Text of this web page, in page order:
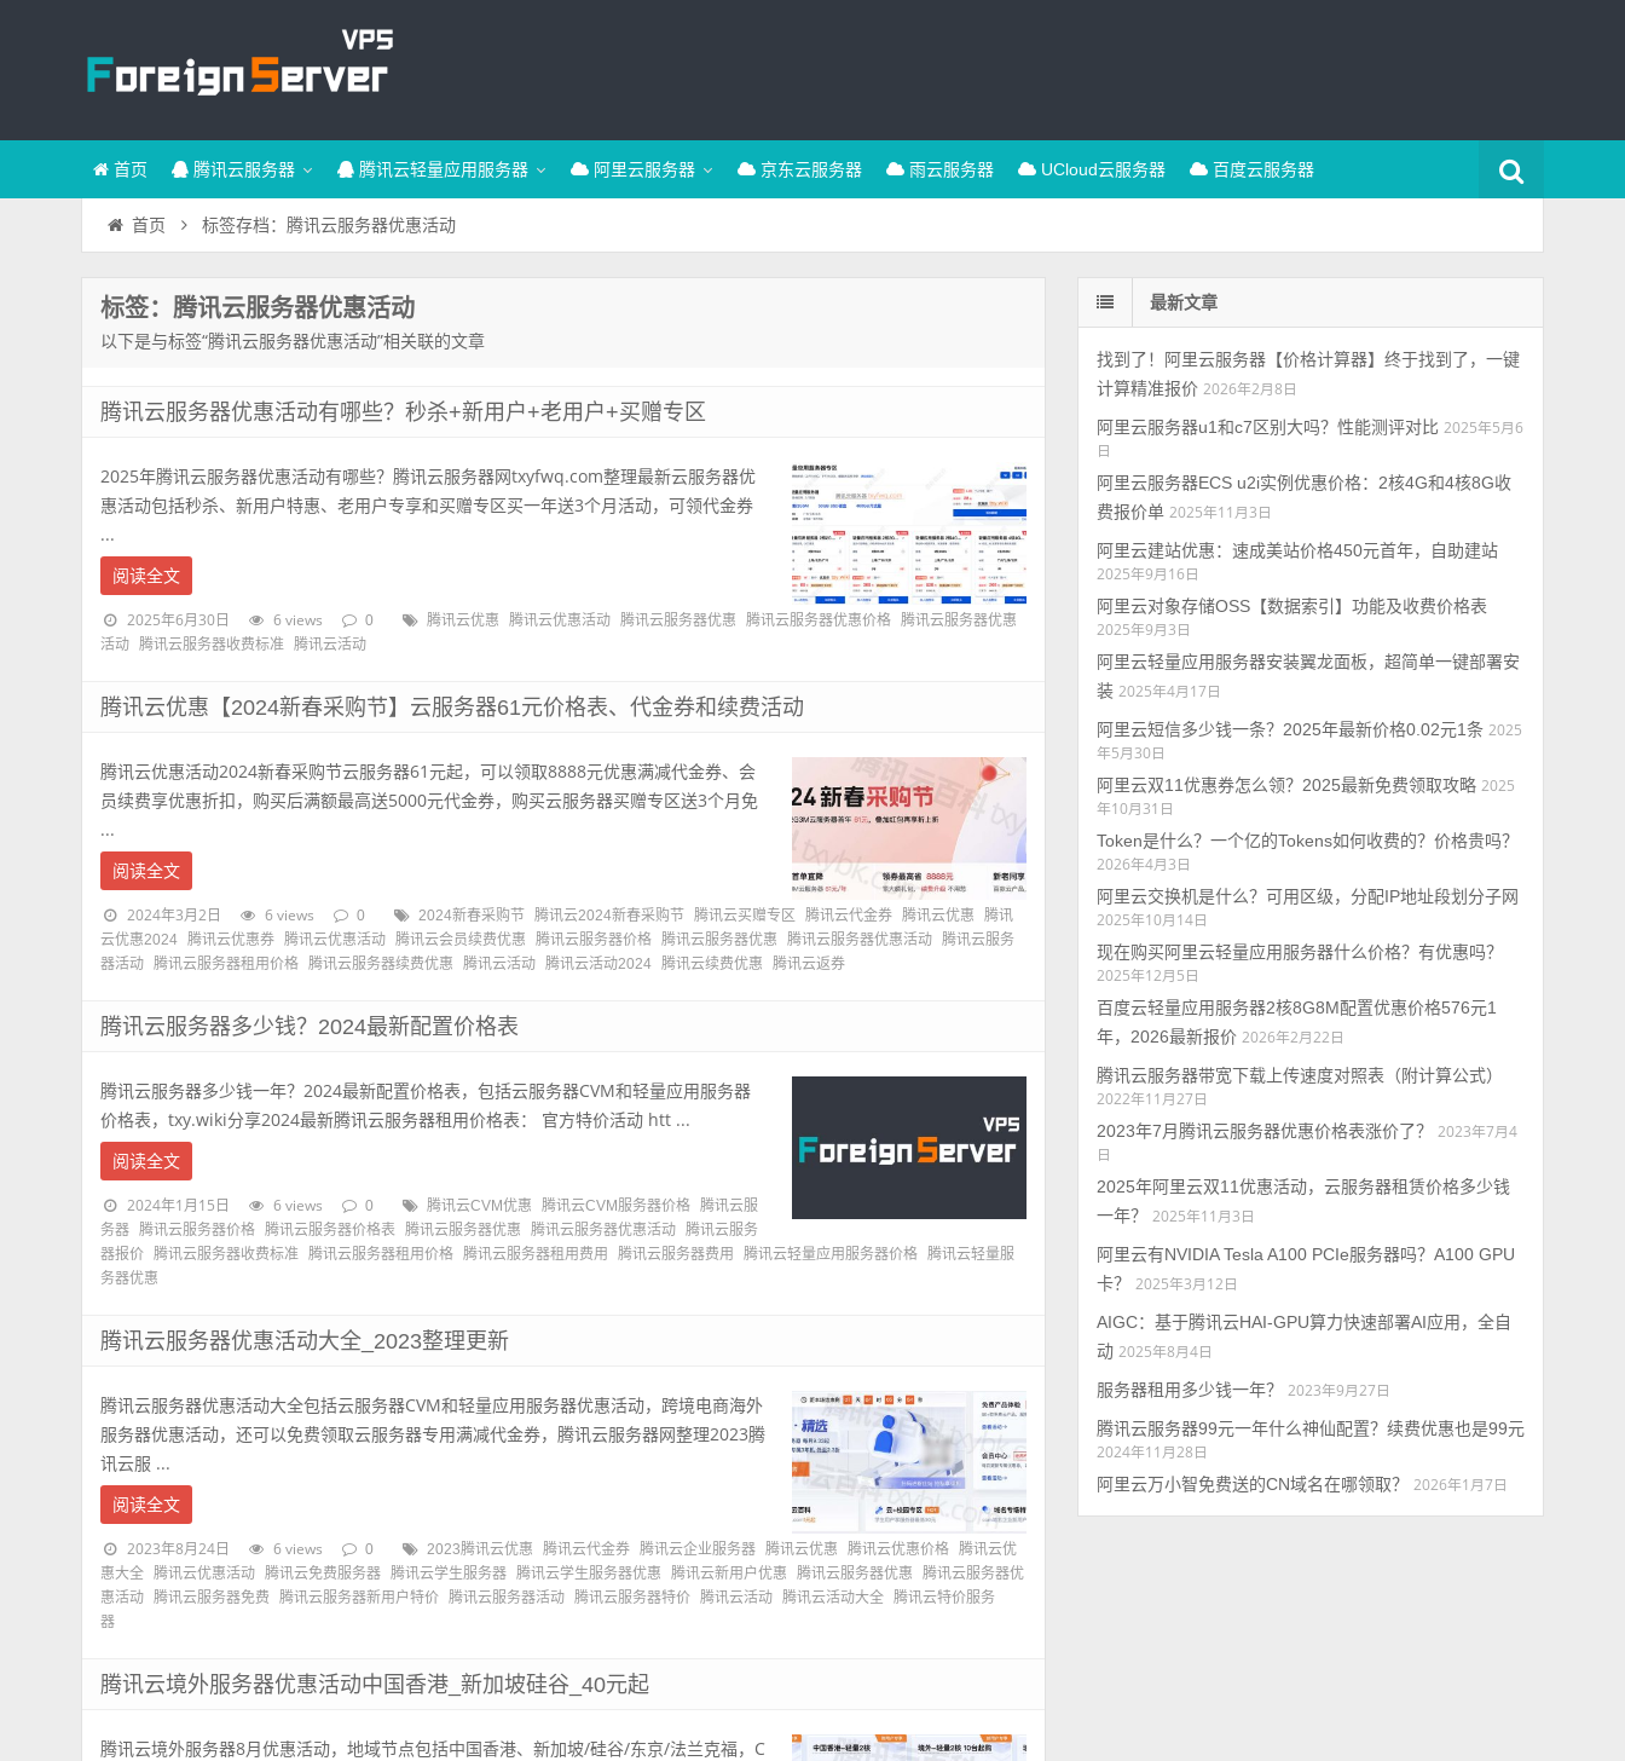
首页 腾讯云服务器 腾讯云轻量应用服务器 阿里云服务器 京东云服务器 雨云服务器 UCloud云服务器 百度云服务器
首页 标签存档：腾讯云服务器优惠活动
标签：腾讯云服务器优惠活动
以下是与标签“腾讯云服务器优惠活动”相关联的文章
腾讯云服务器优惠活动有哪些？秒杀+新用户+老用户+买赠专区
2025年腾讯云服务器优惠活动有哪些？腾讯云服务器网txyfwq.com整理最新云服务器优
惠活动包括秒杀、新用户特惠、老用户专享和买赠专区买一年送3个月活动，可领代金券
...
阅读全文
2025年6月30日 6 views 0 腾讯云优惠 腾讯云优惠活动 腾讯云服务器优惠 腾讯云服务器优惠价格 腾讯云服务器优惠
活动 腾讯云服务器收费标准 腾讯云活动
腾讯云优惠【2024新春采购节】云服务器61元价格表、代金券和续费活动
腾讯云优惠活动2024新春采购节云服务器61元起，可以领取8888元优惠满减代金券、会
员续费享优惠折扣，购买后满额最高送5000元代金券，购买云服务器买赠专区送3个月免
...
阅读全文
2024年3月2日 6 views 0 2024新春采购节 腾讯云2024新春采购节 腾讯云买赠专区 腾讯云代金券 腾讯云优惠
腾讯
云优惠2024 腾讯云优惠券 腾讯云优惠活动 腾讯云会员续费优惠 腾讯云服务器价格 腾讯云服务器优惠 腾讯云服务器优惠活动 腾讯云服务
器活动 腾讯云服务器租用价格 腾讯云服务器续费优惠 腾讯云活动 腾讯云活动2024 腾讯云续费优惠 腾讯云返券
腾讯云服务器多少钱？2024最新配置价格表
腾讯云服务器多少钱一年？2024最新配置价格表，包括云服务器CVM和轻量应用服务器
价格表，txy.wiki分享2024最新腾讯云服务器租用价格表： 官方特价活动 htt ...
阅读全文
2024年1月15日 6 views 0 腾讯云CVM优惠 腾讯云CVM服务器价格 腾讯云服
务器 腾讯云服务器价格 腾讯云服务器价格表 腾讯云服务器优惠 腾讯云服务器优惠活动 腾讯云服务
器报价 腾讯云服务器收费标准 腾讯云服务器租用价格 腾讯云服务器租用费用 腾讯云服务器费用 腾讯云轻量应用服务器价格 腾讯云轻量服
务器优惠
腾讯云服务器优惠活动大全_2023整理更新
腾讯云服务器优惠活动大全包括云服务器CVM和轻量应用服务器优惠活动，跨境电商海外
服务器优惠活动，还可以免费领取云服务器专用满减代金券，腾讯云服务器网整理2023腾
讯云服 ...
阅读全文
2023年8月24日 6 views 0 2023腾讯云优惠 腾讯云代金券 腾讯云企业服务器 腾讯云优惠 腾讯云优惠价格 腾讯云优
惠大全 腾讯云优惠活动 腾讯云免费服务器 腾讯云学生服务器 腾讯云学生服务器优惠 腾讯云新用户优惠 腾讯云服务器优惠
腾讯云服务器优
惠活动 腾讯云服务器免费 腾讯云服务器新用户特价 腾讯云服务器活动 腾讯云服务器特价 腾讯云活动 腾讯云活动大全 腾讯云特价服务
器
腾讯云境外服务器优惠活动中国香港_新加坡硅谷_40元起
腾讯云境外服务器8月优惠活动，地域节点包括中国香港、新加坡/硅谷/东京/法兰克福，C
最新文章
找到了！阿里云服务器【价格计算器】终于找到了，一键
计算精准报价 2026年2月8日
阿里云服务器u1和c7区别大吗？性能测评对比 2025年5月6
日
阿里云服务器ECS u2i实例优惠价格：2核4G和4核8G收
费报价单 2025年11月3日
阿里云建站优惠：速成美站价格450元首年，自助建站
2025年9月16日
阿里云对象存储OSS【数据索引】功能及收费价格表
2025年9月3日
阿里云轻量应用服务器安装翼龙面板，超简单一键部署安
装 2025年4月17日
阿里云短信多少钱一条？2025年最新价格0.02元1条 2025
年5月30日
阿里云双11优惠券怎么领？2025最新免费领取攻略 2025
年10月31日
Token是什么？一个亿的Tokens如何收费的？价格贵吗？
2026年4月3日
阿里云交换机是什么？可用区级，分配IP地址段划分子网
2025年10月14日
现在购买阿里云轻量应用服务器什么价格？有优惠吗？
2025年12月5日
百度云轻量应用服务器2核8G8M配置优惠价格576元1
年，2026最新报价 2026年2月22日
腾讯云服务器带宽下载上传速度对照表（附计算公式）
2022年11月27日
2023年7月腾讯云服务器优惠价格表涨价了？
2023年7月4
日
2025年阿里云双11优惠活动，云服务器租赁价格多少钱
一年？
2025年11月3日
阿里云有NVIDIA Tesla A100 PCIe服务器吗？A100 GPU
卡？
2025年3月12日
AIGC：基于腾讯云HAI-GPU算力快速部署AI应用，全自
动 2025年8月4日
服务器租用多少钱一年？
2023年9月27日
腾讯云服务器99元一年什么神仙配置？续费优惠也是99元
2024年11月28日
阿里云万小智免费送的CN域名在哪领取？
2026年1月7日